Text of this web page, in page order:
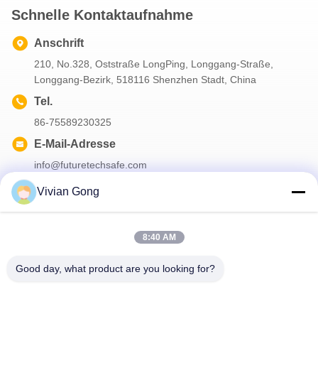
Schnelle Kontaktaufnahme
Anschrift
210, No.328, Oststraße LongPing, Longgang-Straße,
Longgang-Bezirk, 518116 Shenzhen Stadt, China
Tel.
86-75589230325
E-Mail-Adresse
info@futuretechsafe.com
Abonnieren Sie unseren Newsletter für Rabatte und mehr.
Vivian Gong
8:40 AM
Good day, what product are you looking for?